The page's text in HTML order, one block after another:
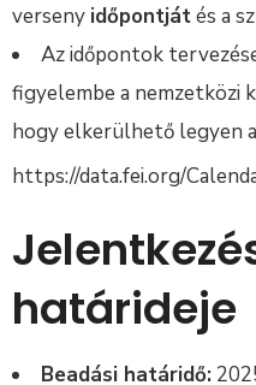
verseny időpontjátés a
Az időpontok
figyelembe a nemzetközi
hogy elkerülhető legyen
https://data.fei.org/
határideje
Beadási határidő: